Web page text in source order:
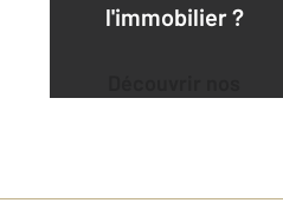
l'immobilier ?